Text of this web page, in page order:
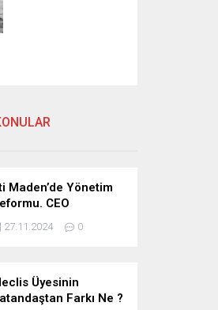
Maden’de Yönetim
CEO
Kadro /
İşçilik Ayrımı
27.11.2024 0
Üyesinin
Farkı Ne ?